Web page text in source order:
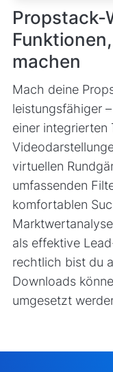
Propstack-
machen
Mach deine
leistungsfähiger
einer integrierten
virtuellen
umfassenden
komfortablen
als effektive
rechtlich bist du
Downloads
umgesetzt